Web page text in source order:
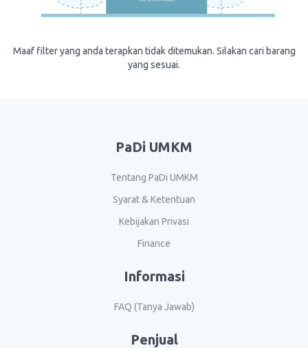
Maaf filter yang anda terapkan tidak ditemukan. Silakan cari barang
yang sesuai.
PaDi UMKM
Tentang PaDi UMKM
Syarat & Ketentuan
Kebijakan Privasi
Finance
Informasi
FAQ (Tanya Jawab)
Penjual